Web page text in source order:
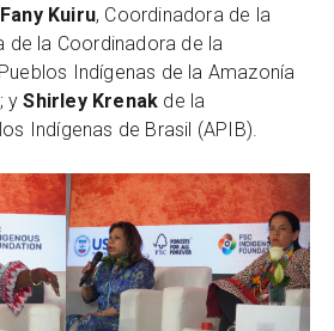
Fany Kuiru, Coordinadora de la
de la Coordinadora de la
Indígenas de la Amazonía
yShirley Krenak de la
Indígenas de Brasil (APIB).